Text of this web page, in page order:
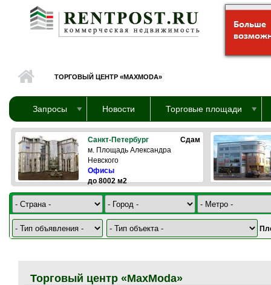
Перейти к основному содержанию
ТОРГОВЫЙ ЦЕНТР «MAXMODA»
Запросы Новости Торговые площади
Санкт-Петербург
Сдам
м. Площадь Александра
Невского
Офисы
до 8002 м2
Торговый центр «MaxModa»